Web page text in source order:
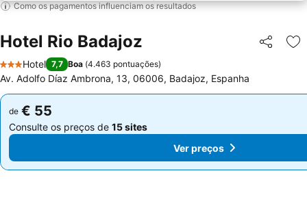
Como os pagamentos influenciam os resultados
Hotel Rio Badajoz Partilhar
3 Estrelas
Hotel 7,7 Boa (4.463 pontuações)
Av. Adolfo Díaz Ambrona, 13, 06006, Badajoz, Espanha
de € 55
Consulte os preços de 15 sites
de € 55
Consulte os preços de 15 sites
Ver preços